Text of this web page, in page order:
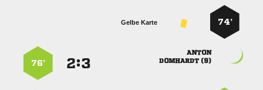
74’
Gelbe Karte

 
:
76’